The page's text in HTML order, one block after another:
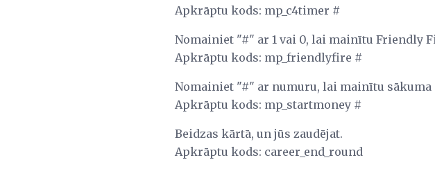
Apkrāptu kods: mp_c4timer #
Nomainiet "#" ar 1 vai 0, lai mainītu Friendly
Apkrāptu kods: mp_friendlyfire #
Nomainiet "#" ar numuru, lai mainītu sākuma
Apkrāptu kods: mp_startmoney #
Beidzas kārtā, un jūs zaudējat.
Apkrāptu kods: career_end_round